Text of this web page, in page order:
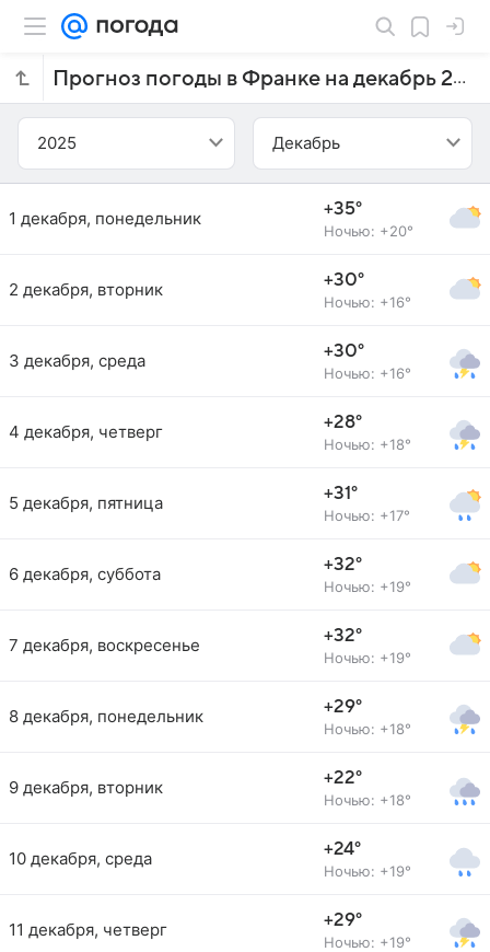
Прогноз погоды в Франке на декабрь 2025 года
2025 Декабрь
1 декабря, понедельник +35°
Ночью: +20°
2 декабря, вторник +30°
Ночью: +16°
3 декабря, среда +30°
Ночью: +16°
4 декабря, четверг +28°
Ночью: +18°
5 декабря, пятница +31°
Ночью: +17°
6 декабря, суббота +32°
Ночью: +19°
7 декабря, воскресенье +32°
Ночью: +19°
8 декабря, понедельник +29°
Ночью: +18°
9 декабря, вторник +22°
Ночью: +18°
10 декабря, среда +24°
Ночью: +19°
11 декабря, четверг +29°
Ночью: +19°